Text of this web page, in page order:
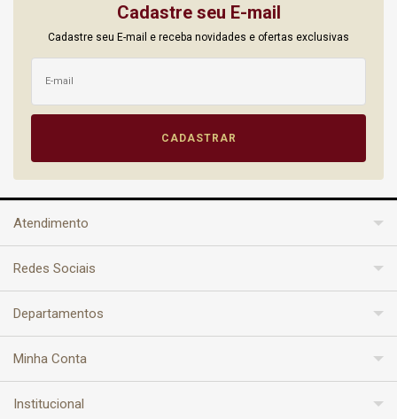
Cadastre seu E-mail
Cadastre seu E-mail e receba novidades e ofertas exclusivas
Atendimento
Redes Sociais
Departamentos
Minha Conta
Institucional